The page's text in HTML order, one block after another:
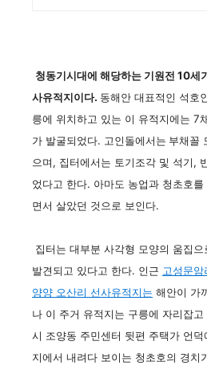
청동기시대에 해당하는 기원전 10세
사유적지이다. 동해안 대표적인 석호
릉에 위치하고 있는 이 유적지에는 7
가 발굴되었다. 고인돌에서는 부채꼴
으며, 집터에서는 토기조각 및 석기,
었다고 한다. 아마도 농업과 청초호
면서 살았던 것으로 보인다.
집터는 대부분 사각형 모양의 움집
발견되고 있다고 한다. 인근 고성문암
양양 오산리 선사유적지는 해안이 가
나 이 주거 유적지는 구릉에 자리잡
시 조양동 주민센터 뒷편 주택가 언
지에서 내려다 보이는 청초호의 경치